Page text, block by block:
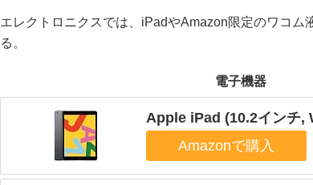
エレクトロニクスでは、iPadやAmazon限定のワコム
る。
電子機器
Apple iPad (10.2インチ,